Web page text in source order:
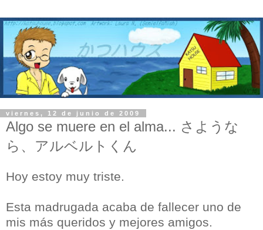
viernes, 12 de junio de 2009
Algo se muere en el alma... さような
ら、アルベルトくん
Hoy estoy muy triste.
Esta madrugada acaba de fallecer uno de
mis más queridos y mejores amigos.